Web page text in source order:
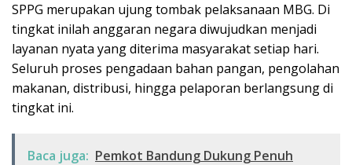
SPPG merupakan ujung tombak pelaksanaan MBG. Di
tingkat inilah anggaran negara diwujudkan menjadi
layanan nyata yang diterima masyarakat setiap hari.
Seluruh proses pengadaan bahan pangan, pengolahan
makanan, distribusi, hingga pelaporan berlangsung di
tingkat ini.
Baca juga: Pemkot Bandung Dukung Penuh